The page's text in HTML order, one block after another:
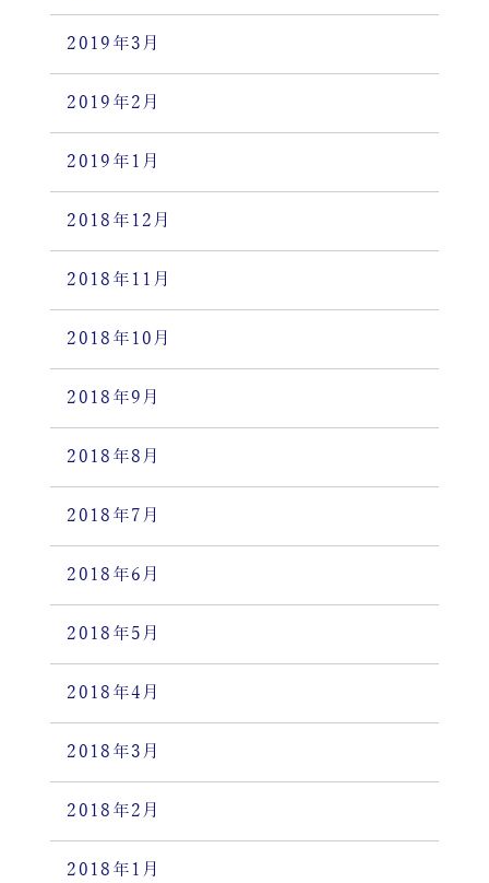
2019年3月
2019年2月
2019年1月
2018年12月
2018年11月
2018年10月
2018年9月
2018年8月
2018年7月
2018年6月
2018年5月
2018年4月
2018年3月
2018年2月
2018年1月